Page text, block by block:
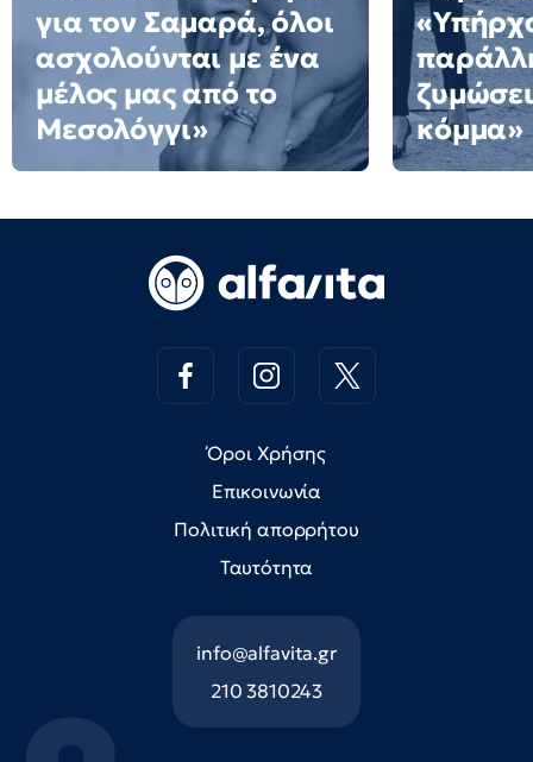
για τον Σαμαρά, όλοι
ασχολούνται με ένα
μέλος μας από το
Μεσολόγγι»
κόμμα»
Όροι Χρήσης
Επικοινωνία
Πολιτική απορρήτου
Ταυτότητα
info@alfavita.gr
210 3810243